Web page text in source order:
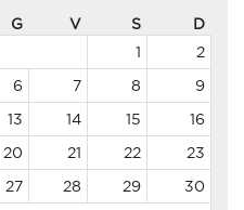
G V S D
1
2
6 7 8
9
13 14 15
16
20 21 22
23
27 28 29
30